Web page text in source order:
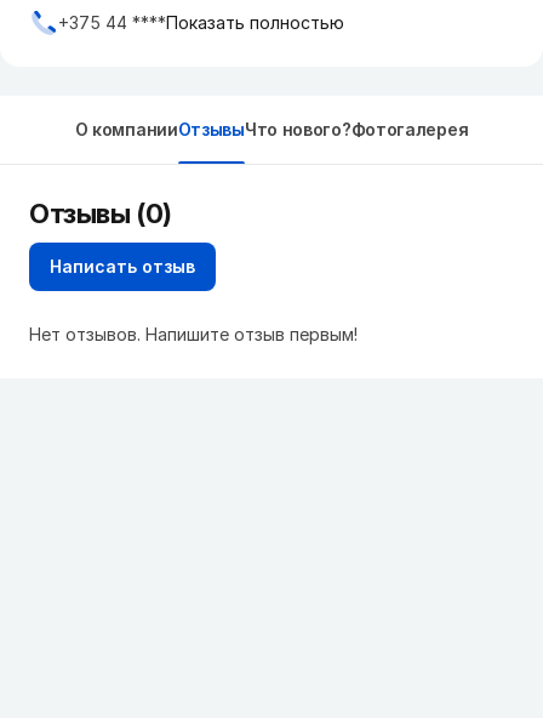
+375 44 ****Показать полностью
О компанииОтзывыЧто нового?Фотогалерея
Отзывы (0)
Написать отзыв
Нет отзывов. Напишите отзыв первым!